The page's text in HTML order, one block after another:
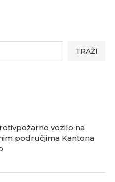
TRAŽI
vozilo na
područjima Kantona